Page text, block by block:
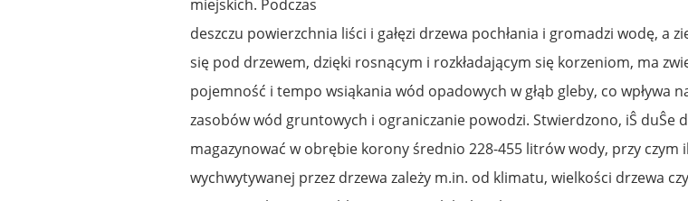
miejskich. Podczas
deszczu powierzchnia liści i gałęzi drzewa pochłania i gromadzi wodę, a
się pod drzewem, dzięki rosnącym i rozkładającym się korzeniom, ma
pojemność i tempo wsiąkania wód opadowych w głąb gleby, co wpływa
zasobów wód gruntowych i ograniczanie powodzi. Stwierdzono, iŜ duŜe
magazynować w obrębie korony średnio 228-455 litrów wody, przy czym
wychwytywanej przez drzewa zależy m.in. od klimatu, wielkości drzewa